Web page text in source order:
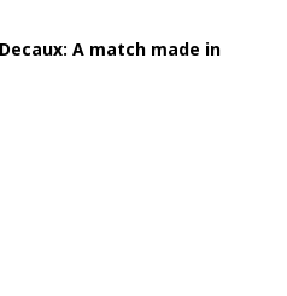
A match made in